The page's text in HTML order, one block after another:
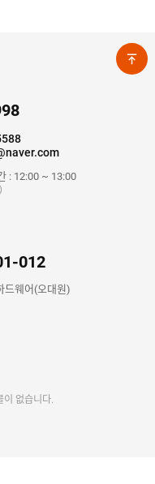
: 12:00 ~ 13:00
012
드웨어(오대원)
이 없습니다.